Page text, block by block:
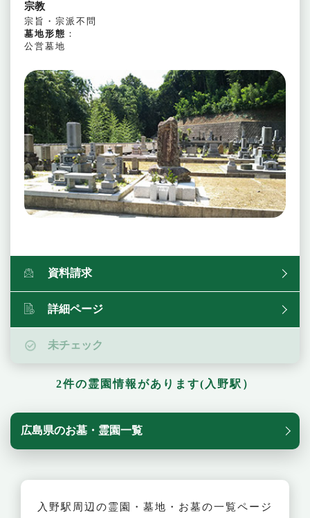
宗教
宗旨・宗派不問
墓地形態 ：
公営墓地
資料請求
詳細ページ
未チェック
2件の霊園情報があります(入野駅）
広島県のお墓・霊園一覧
入野駅周辺の霊園・墓地・お墓の一覧ページ